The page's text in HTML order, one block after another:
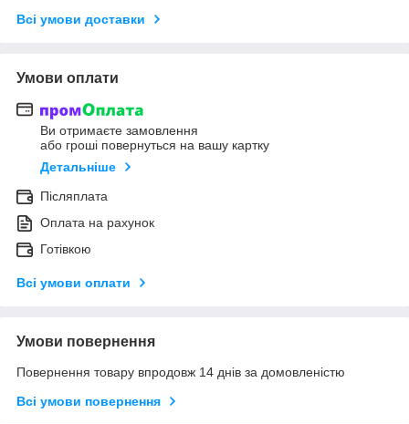
Всі умови доставки
Умови оплати
Ви отримаєте замовлення
або гроші повернуться на вашу картку
Детальніше
Післяплата
Оплата на рахунок
Готівкою
Всі умови оплати
Умови повернення
Повернення товару впродовж 14 днів за домовленістю
Всі умови повернення